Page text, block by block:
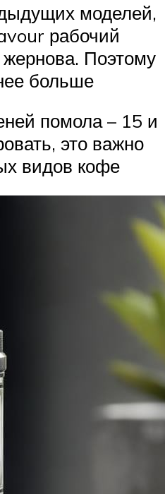
моделей,
рабочий
жернова. Поэтому
больше
помола – 15 и
это важно
видов кофе